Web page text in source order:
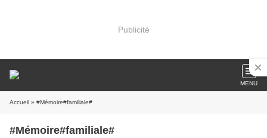
Publicité
MENU
Accueil » #Mémoire#familiale#
#Mémoire#familiale#